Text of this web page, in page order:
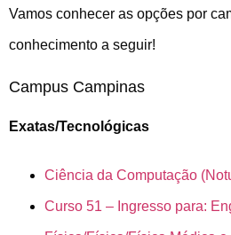
Vamos conhecer as opções por
conhecimento a seguir!
Campus Campinas
Exatas/Tecnológicas
Ciência da Computação
Curso 51 – Ingresso para: